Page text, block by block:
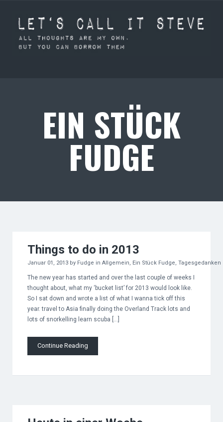
EIN STÜCK
FUDGE
Things to do in 2013
Januar 01, 2013 by Fudge in Allgemein, Ein Stück Fudge, Tagesgedanken
The new year has started and over the last couple of weeks I
thought about, what my ‘bucket list’ for 2013 would look like.
So I sat down and wrote a list of what I wanna tick off this
year. travel to Asia finally doing the Overland Track lots and
lots of snorkelling learn scuba […]
Continue Reading